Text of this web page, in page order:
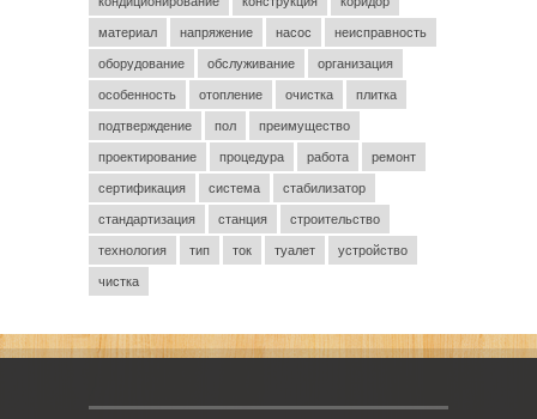
материал напряжение насос неисправность
оборудование обслуживание организация
особенность отопление очистка плитка
подтверждение пол преимущество
проектирование процедура работа ремонт
сертификация система стабилизатор
стандартизация станция строительство
технология тип ток туалет устройство
чистка